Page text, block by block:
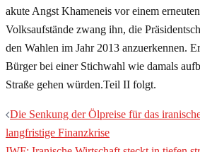
akute Angst Khameneis vor einem
Volksaufstände zwang ihn, die
den Wahlen im Jahr 2013 anzuerkennen.
Bürger bei einer Stichwahl wie damals
Straße gehen würden.Teil II folgt.
Beitragsnavigation
Die Senkung der Ölpreise für das
langfristige Finanzkrise